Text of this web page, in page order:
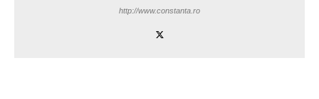
http://www.constanta.ro